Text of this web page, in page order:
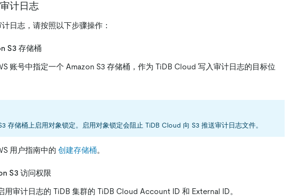
计日志
日志，请按照以下步骤操作：
S3 存储桶
账号中指定一个 Amazon S3 存储桶，作为 TiDB Cloud 写入审计日志的目标位
存储桶上启用对象锁定。启用对象锁定会阻止 TiDB Cloud 向 S3 推送审计日志文件。
用户指南中的 创建存储桶。
S3 访问权限
用审计日志的 TiDB 集群的 TiDB Cloud Account ID 和 External ID。